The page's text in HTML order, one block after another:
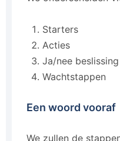
Starters
Acties
Ja/nee beslissing
Wachtstappen
Een woord vooraf
We zullen de